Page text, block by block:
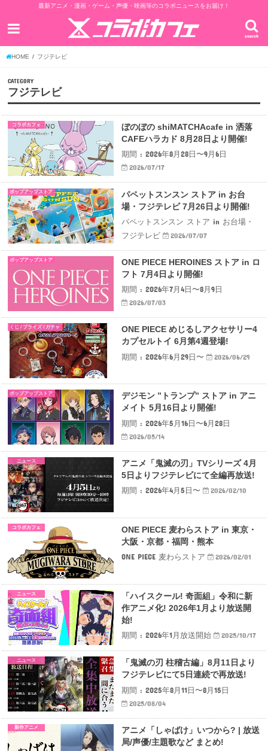
最新アニメ・漫画・ゲーム・声優・映画等のコラボニュースをお届け！
search
HOME フジテレビ
CATEGORY
フジテレビ
コラボカフェ
ぼのぼの shiMATCHAcafe in 洒落
CAFEハラカド 8月28日より開催!
期間 : 2026年8月28日〜9月6日
2026/07/17
ポップアップストア
パペットスンスン ストア in お台
場・フジテレビ 7月26日より開催!
パペットスンスン ストア in お台場・
フジテレビ
2026/07/07
ポップアップストア
ONE PIECE HEROINES ストア in ロ
フト 7月4日より開催!
期間 : 2026年7月4日〜8月9日
2026/07/03
くじ / プライズ / ガチャ
ONE PIECE めじるしアクセサリー4
カプセルトイ 6月第4週登場!
期間 : 2026年6月29日〜
2026/06/29
ポップアップストア
デジモン ”トランプ” ストア in アニ
メイト 5月16日より開催!
期間 : 2026年5月16日〜6月28日
2026/05/14
ニュース
アニメ「鬼滅の刃」TVシリーズ 4月
5日よりフジテレビにて全編再放送!
期間 : 2026年4月5日〜
2026/02/10
コラボカフェ
ONE PIECE 麦わらストア in 東京・
大阪・京都・福岡・熊本
ONE PIECE 麦わらストア
2026/02/01
ニュース
「ハイスクール! 奇面組」令和に新
作アニメ化! 2026年1月より放送開
始!
期間 : 2026年1月放送開始
2025/10/17
ニュース
「鬼滅の刃 柱稽古編」8月11日より
フジテレビにて5日連続で再放送!
期間 : 2025年8月11日〜8月15日
2025/08/04
新作アニメ
アニメ「しゃばけ」いつから? | 放送
局/声優/主題歌など まとめ!